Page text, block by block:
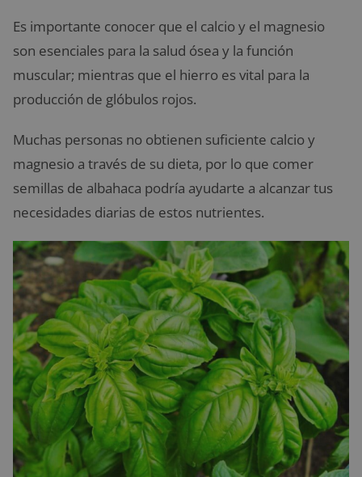
Es importante conocer que el calcio y el magnesio
son esenciales para la salud ósea y la función
muscular; mientras que el hierro es vital para la
producción de glóbulos rojos.
Muchas personas no obtienen suficiente calcio y
magnesio a través de su dieta, por lo que comer
semillas de albahaca podría ayudarte a alcanzar tus
necesidades diarias de estos nutrientes.